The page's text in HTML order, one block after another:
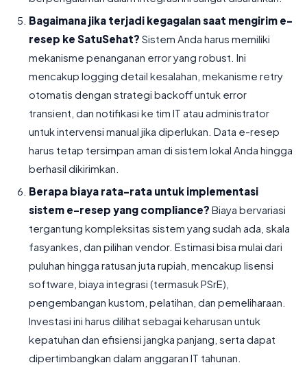
Bagaimana jika terjadi kegagalan saat mengirim e-
resep ke SatuSehat? Sistem Anda harus memiliki
mekanisme penanganan error yang robust. Ini
mencakup logging detail kesalahan, mekanisme retry
otomatis dengan strategi backoff untuk error
transient, dan notifikasi ke tim IT atau administrator
untuk intervensi manual jika diperlukan. Data e-resep
harus tetap tersimpan aman di sistem lokal Anda hingga
berhasil dikirimkan.
Berapa biaya rata-rata untuk implementasi
sistem e-resep yang compliance? Biaya bervariasi
tergantung kompleksitas sistem yang sudah ada, skala
fasyankes, dan pilihan vendor. Estimasi bisa mulai dari
puluhan hingga ratusan juta rupiah, mencakup lisensi
software, biaya integrasi (termasuk PSrE),
pengembangan kustom, pelatihan, dan pemeliharaan.
Investasi ini harus dilihat sebagai keharusan untuk
kepatuhan dan efisiensi jangka panjang, serta dapat
dipertimbangkan dalam anggaran IT tahunan.